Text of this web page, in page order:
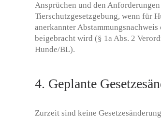
Ansprüchen und den
Tierschutzgesetzgebung, wenn für
anerkannter
beigebracht wird (§ 1a Abs. 2
Hunde/BL).
4. Geplante
Zurzeit sind keine